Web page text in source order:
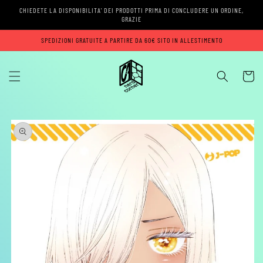
direttamente
CHIEDETE LA DISPONIBILITA' DEI PRODOTTI PRIMA DI CONCLUDERE UN ORDINE,
GRAZIE
SPEDIZIONI GRATUITE A PARTIRE DA 60€ SITO IN ALLESTIMENTO
Carrello
Passa alle
informazioni
sul prodotto